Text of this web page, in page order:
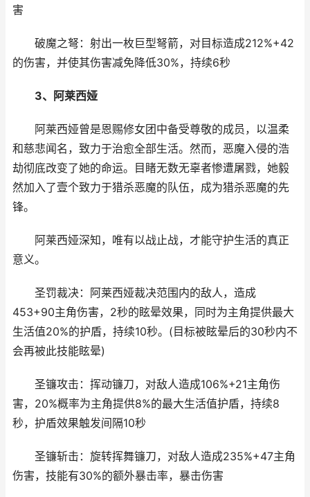
害
破魔之弩：射出一枚巨型弩箭，对目标造成212%+42
的伤害，并使其伤害减免降低30%，持续6秒
3、阿莱西娅
阿莱西娅曾是恩赐修女团中备受尊敬的成员，以温柔
和慈悲闻名，致力于治愈全部生活。然而，恶魔入侵的浩
劫彻底改变了她的命运。目睹无数无辜者惨遭屠戮，她毅
然加入了壹个致力于猎杀恶魔的队伍，成为猎杀恶魔的先
锋。
阿莱西娅深知，唯有以战止战，才能守护生活的真正
意义。
圣罚裁决：阿莱西娅裁决范围内的敌人，造成
453+90主角伤害，2秒的眩晕效果，同时为主角提供最大
生活值20%的护盾，持续10秒。(目标被眩晕后的30秒内不
会再被此技能眩晕)
圣镰攻击：挥动镰刀，对敌人造成106%+21主角伤
害，20%概率为主角提供8%的最大生活值护盾，持续8
秒，护盾效果触发间隔10秒
圣镰斩击：旋转挥舞镰刀，对敌人造成235%+47主角
伤害，技能有30%的额外暴击率，暴击伤害